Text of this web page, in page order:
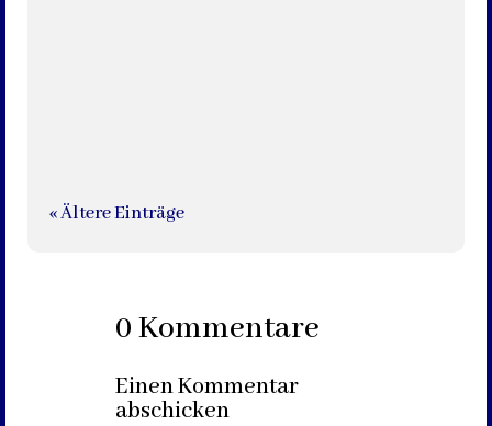
« Ältere Einträge
0 Kommentare
Einen Kommentar
abschicken